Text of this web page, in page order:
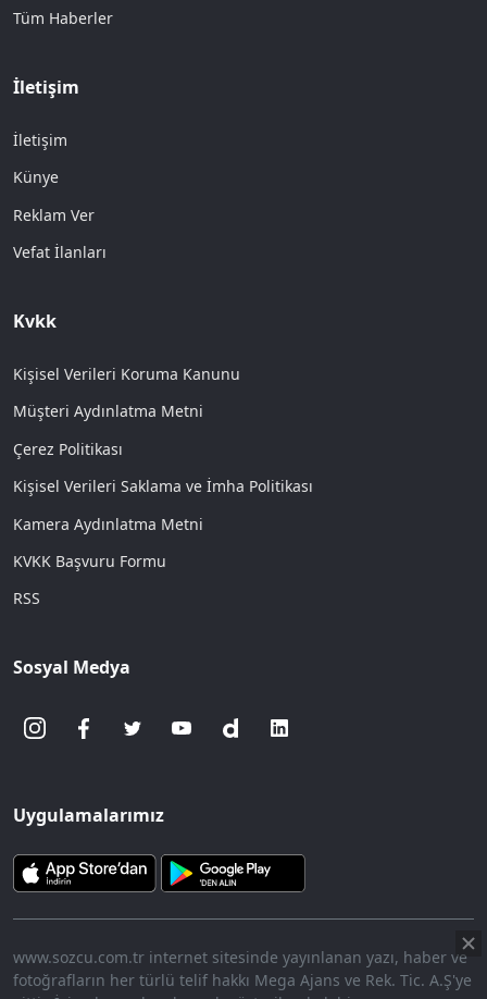
Tüm Haberler
İletişim
İletişim
Künye
Reklam Ver
Vefat İlanları
Kvkk
Kişisel Verileri Koruma Kanunu
Müşteri Aydınlatma Metni
Çerez Politikası
Kişisel Verileri Saklama ve İmha Politikası
Kamera Aydınlatma Metni
KVKK Başvuru Formu
RSS
Sosyal Medya
Uygulamalarımız
www.sozcu.com.tr internet sitesinde yayınlanan yazı, haber ve
fotoğrafların her türlü telif hakkı Mega Ajans ve Rek. Tic. A.Ş'ye